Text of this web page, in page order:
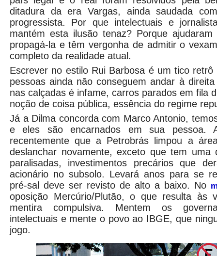
ditadura da era Vargas, ainda saudada
progressista. Por que intelectuais e
mantém esta ilusão tenaz? Porque ajudaram
propagá-la e têm vergonha de admitir o
completo da realidade atual.
Escrever no estilo Rui Barbosa é um tico
pessoas ainda não conseguem andar à
nas calçadas é infame, carros parados em fila
noção de coisa pública, essência do regime
Já a Dilma concorda com Marco Antonio,
e eles são encarnados em sua pessoa.
recentemente que a Petrobrás limpou a
deslanchar novamente, exceto que tem uma
paralisadas, investimentos precários que
acionário no subsolo. Levará anos para se
pré-sal deve ser revisto de alto a baixo. No
oposição Mercúrio/Plutão, o que resulta às
mentira compulsiva. Mentem os
intelectuais e mente o povo ao IBGE, que
jogo.